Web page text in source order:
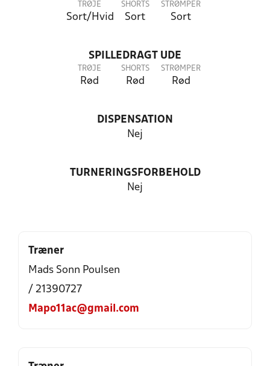
TRØJE
Sort/Hvid
SHORTS
Sort
STRØMPER
Sort
SPILLEDRAGT UDE
TRØJE
Rød
SHORTS
Rød
STRØMPER
Rød
DISPENSATION
Nej
TURNERINGSFORBEHOLD
Nej
Træner
Mads Sonn Poulsen
/ 21390727
Mapo11ac@gmail.com